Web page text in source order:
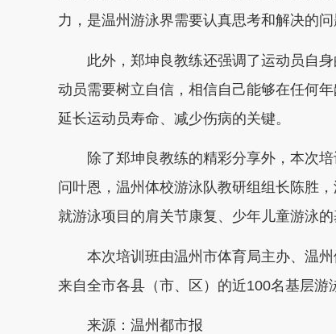
力，是温州游泳界需要认真思考和解决的问
此外，郑坤良教练还强调了运动员自身
动员需要树立自信，相信自己能够在任何
延长运动员寿命、减少伤病的关键。
除了郑坤良教练的精彩分享外，本次培
问叶恩，温州体校游泳队教研组组长陈胜
就游泳项目的肩关节康复、少年儿童游泳
本次培训班由温州市体育局主办、温州
来自全市各县（市、区）的近100名基层游
来源：温州都市报